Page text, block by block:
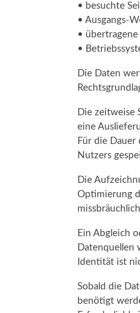
• besuchte
• Ausgangs-
•
•
Die Daten
Die zeitweise
eine
Für die Dauer
Nutzers
Die
Optimierung
Ein Abgleich
Datenquellen
Identität ist
Sobald die
benötigt